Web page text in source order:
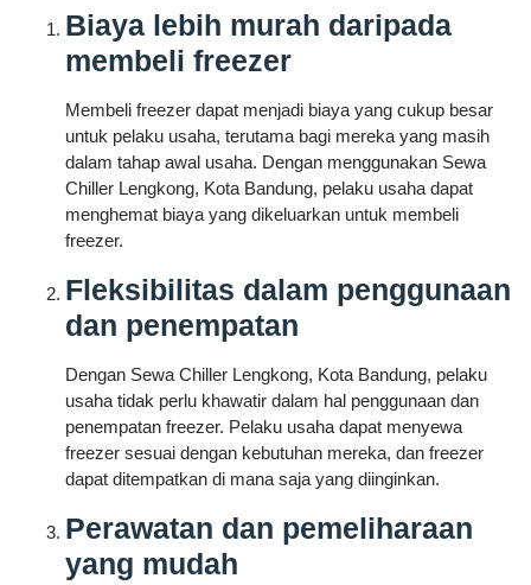
Biaya lebih murah daripada
membeli freezer
Membeli freezer dapat menjadi biaya yang cukup besar
untuk pelaku usaha, terutama bagi mereka yang masih
dalam tahap awal usaha. Dengan menggunakan Sewa
Chiller Lengkong, Kota Bandung, pelaku usaha dapat
menghemat biaya yang dikeluarkan untuk membeli
freezer.
Fleksibilitas dalam penggunaan
dan penempatan
Dengan Sewa Chiller Lengkong, Kota Bandung, pelaku
usaha tidak perlu khawatir dalam hal penggunaan dan
penempatan freezer. Pelaku usaha dapat menyewa
freezer sesuai dengan kebutuhan mereka, dan freezer
dapat ditempatkan di mana saja yang diinginkan.
Perawatan dan pemeliharaan
yang mudah